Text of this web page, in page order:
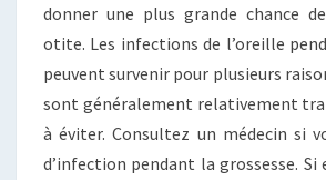
donner une plus grande chance
otite. Les infections de l’oreille
peuvent survenir pour plusieurs
sont généralement relativement
à éviter. Consultez un médecin si
d’infection pendant la grossesse. Si